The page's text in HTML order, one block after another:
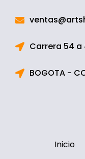
Carrera 54 a
BOGOTA -
Inicio